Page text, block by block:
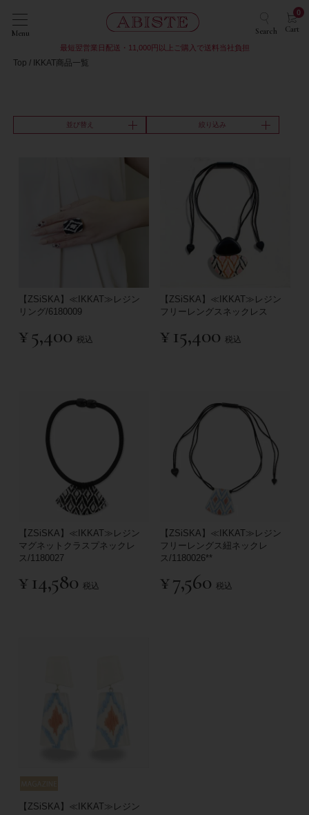
Menu Search Cart
0
最短翌営業日配送・11,000円以上ご購入で送料当社負担
Top IKKAT商品一覧
並び替え 絞り込み
【ZSiSKA】≪IKKAT≫レジン
リング/6180009
¥5,400 税込
【ZSiSKA】≪IKKAT≫レジン
フリーレングスネックレス
¥ 15,400 税込
【ZSiSKA】≪IKKAT≫レジン
マグネットクラスプネックレ
ス/1180027
¥ 14,580 税込
【ZSiSKA】≪IKKAT≫レジン
フリーレングス紐ネックレ
ス/1180026**
¥7,560 税込
【ZSiSKA】≪IKKAT≫レジン